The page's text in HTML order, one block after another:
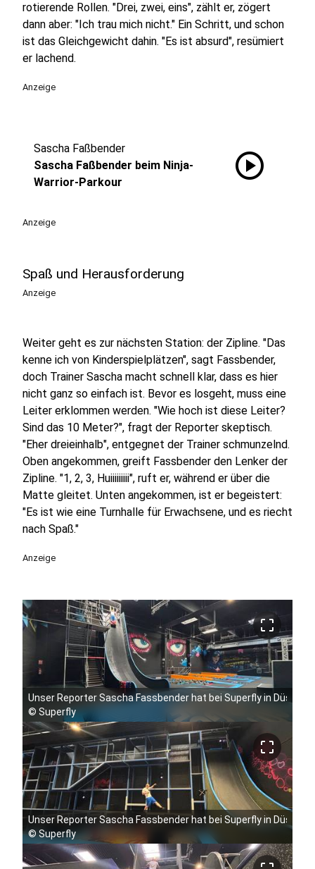
rotierende Rollen. "Drei, zwei, eins", zählt er, zögert
dann aber: "Ich trau mich nicht." Ein Schritt, und schon
ist das Gleichgewicht dahin. "Es ist absurd", resümiert
er lachend.
Anzeige
Sascha Faßbender
Sascha Faßbender beim Ninja-
Warrior-Parkour
play_circle
Anzeige
Spaß und Herausforderung
Anzeige
Weiter geht es zur nächsten Station: der Zipline. "Das
kenne ich von Kinderspielplätzen", sagt Fassbender,
doch Trainer Sascha macht schnell klar, dass es hier
nicht ganz so einfach ist. Bevor es losgeht, muss eine
Leiter erklommen werden. "Wie hoch ist diese Leiter?
Sind das 10 Meter?", fragt der Reporter skeptisch.
"Eher dreieinhalb", entgegnet der Trainer schmunzelnd.
Oben angekommen, greift Fassbender den Lenker der
Zipline. "1, 2, 3, Huiiiiiiiii", ruft er, während er über die
Matte gleitet. Unten angekommen, ist er begeistert:
"Es ist wie eine Turnhalle für Erwachsene, und es riecht
nach Spaß."
Anzeige
crop_free
Unser Reporter Sascha Fassbender hat bei Superfly in
© Superfly
crop_free
Unser Reporter Sascha Fassbender hat bei Superfly in
©Superfly